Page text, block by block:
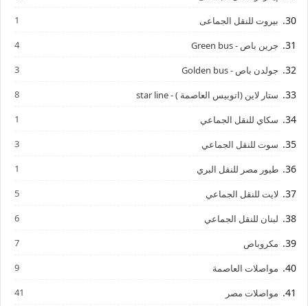
بيروت للنقل الجماعى 1
جرين باص - Green bus 4
جولدن باص - Golden bus 3
ستار لاين (اتوبيس العاصمة ) - star line 8
سكاي للنقل الجماعي 1
سوت للنقل الجماعي 3
طيور مصر للنقل البري 1
لايت للنقل الجماعي 5
لبنان للنقل الجماعي 6
مكروباص 7
مواصلات العاصمة 9
مواصلات مصر 41